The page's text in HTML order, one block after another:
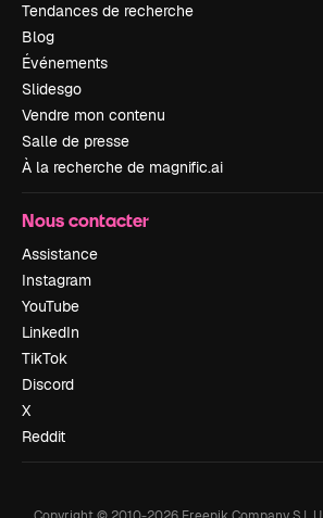
Tendances de recherche
Blog
Événements
Slidesgo
Vendre mon contenu
Salle de presse
À la recherche de magnific.ai
Nous contacter
Assistance
Instagram
YouTube
LinkedIn
TikTok
Discord
X
Reddit